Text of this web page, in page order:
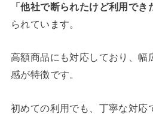
「他社で断られたけど利用でき
られています。
高額商品にも対応しており、幅
感が特徴です。
初めての利用でも、丁寧な対応